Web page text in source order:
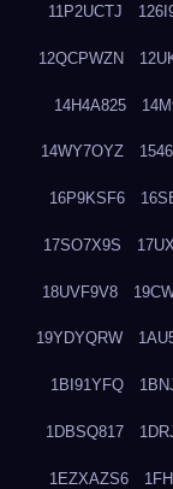
11P2UCTJ
12QCPWZN
14H4A825
14WY7OYZ
16P9KSF6
17SO7X9S
18UVF9V8
19YDYQRW
1BI91YFQ
1DBSQ817
1EZXAZS6